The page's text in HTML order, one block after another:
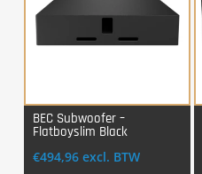
Login Voor Aankoop
BEC Subwoofer –
Flatboyslim Black
€494,96 excl. BTW